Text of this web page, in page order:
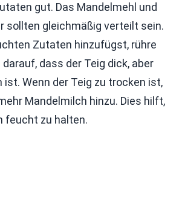
gut. Das Mandelmehl und
sollten gleichmäßig verteilt sein.
Zutaten hinzufügst, rühre
dass der Teig dick, aber
Wenn der Teig zu trocken ist,
Mandelmilch hinzu. Dies hilft,
feucht zu halten.